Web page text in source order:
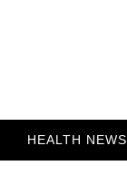
HEALTH NEWS